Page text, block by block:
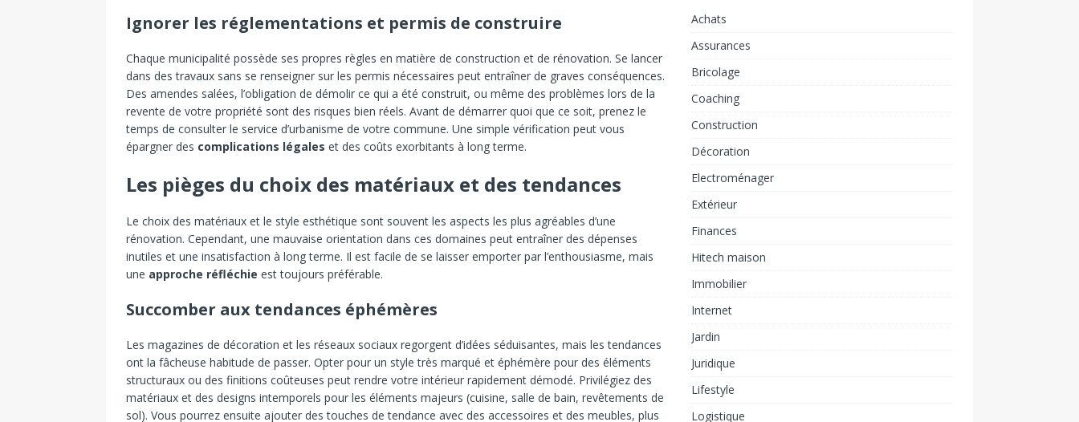
Ignorer les réglementations et permis de construire
Chaque municipalité possède ses propres règles en matière de construction et de rénovation. Se lancer
dans des travaux sans se renseigner sur les permis nécessaires peut entraîner de graves conséquences.
Des amendes salées, l’obligation de démolir ce qui a été construit, ou même des problèmes lors de la
revente de votre propriété sont des risques bien réels. Avant de démarrer quoi que ce soit, prenez le
temps de consulter le service d’urbanisme de votre commune. Une simple vérification peut vous
épargner des complications légales et des coûts exorbitants à long terme.
Les pièges du choix des matériaux et des tendances
Le choix des matériaux et le style esthétique sont souvent les aspects les plus agréables d’une
rénovation. Cependant, une mauvaise orientation dans ces domaines peut entraîner des dépenses
inutiles et une insatisfaction à long terme. Il est facile de se laisser emporter par l’enthousiasme, mais
une approche réfléchie est toujours préférable.
Succomber aux tendances éphémères
Les magazines de décoration et les réseaux sociaux regorgent d’idées séduisantes, mais les tendances
ont la fâcheuse habitude de passer. Opter pour un style très marqué et éphémère pour des éléments
structuraux ou des finitions coûteuses peut rendre votre intérieur rapidement démodé. Privilégiez des
matériaux et des designs intemporels pour les éléments majeurs (cuisine, salle de bain, revêtements de
sol). Vous pourrez ensuite ajouter des touches de tendance avec des accessoires et des meubles, plus
Achats
Assurances
Bricolage
Coaching
Construction
Décoration
Electroménager
Extérieur
Finances
Hitech maison
Immobilier
Internet
Jardin
Juridique
Lifestyle
Logistique